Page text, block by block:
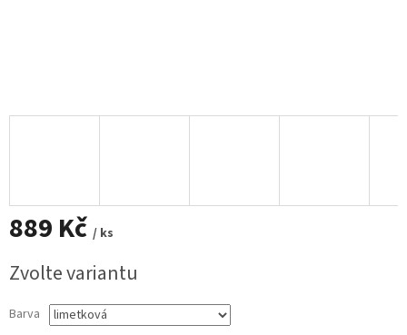
889 Kč / ks
cena:
Zvolte variantu
Barva